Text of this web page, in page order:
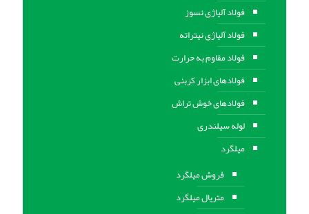
فولاد آلیاژی نسوز
فولاد آلیاژی نیتراته
فولاد مقاوم به حرارت
فولادهای ابزار کربنی
فولادهای خوش تراش
لوله سیلندری
میلگرد
فروش میلگرد
متریال میلگرد